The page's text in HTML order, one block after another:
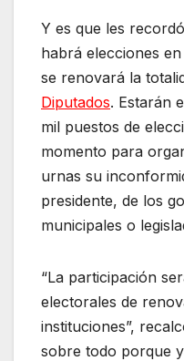
Y es que les
habrá elecciones
se renovará la
Diputados. Estarán
mil puestos de
momento para
urnas su
presidente, de los
municipales o
“La participación
electorales de
instituciones”,
sobre todo porque